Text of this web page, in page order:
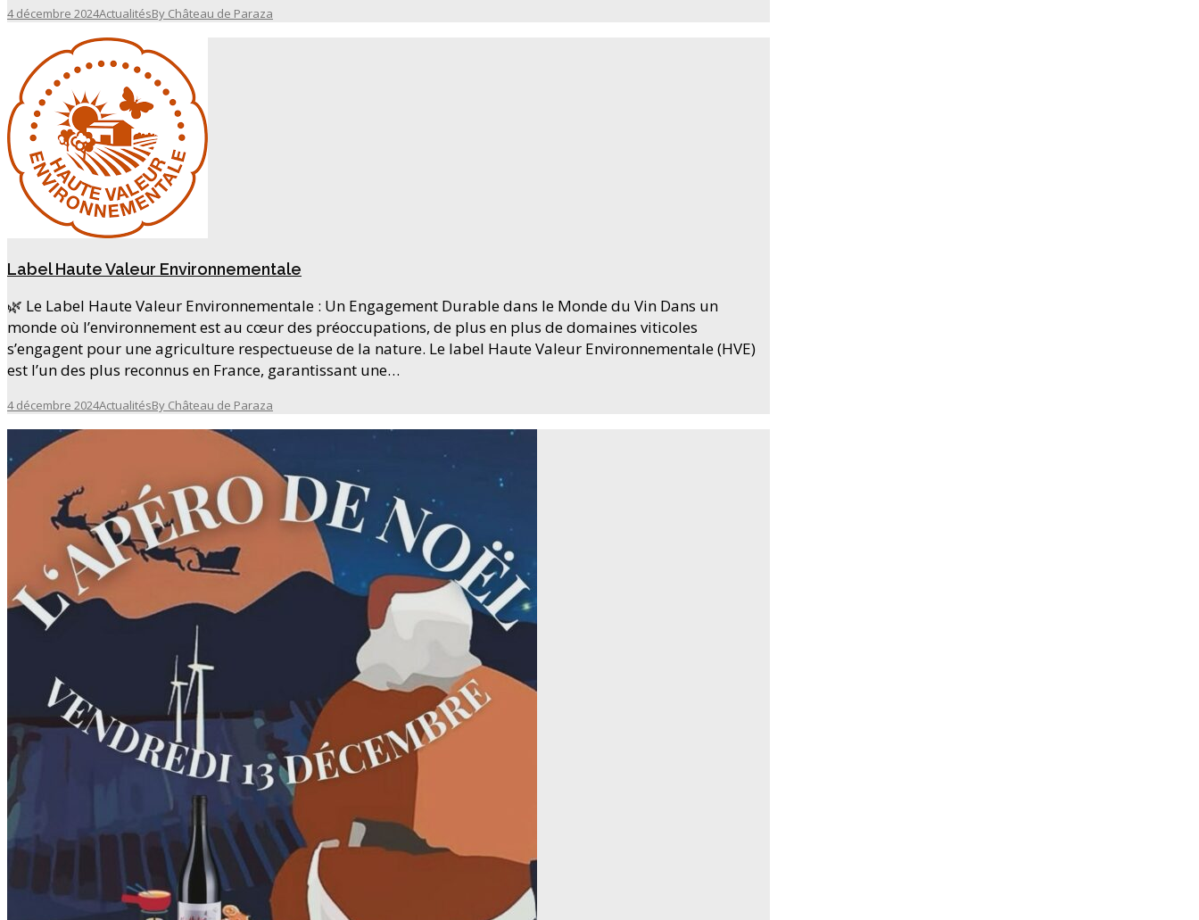
4 décembre 2024ActualitésBy Château de Paraza
Label Haute Valeur Environnementale
🌿 Le Label Haute Valeur Environnementale : Un Engagement Durable dans le Monde du Vin Dans un
monde où l’environnement est au cœur des préoccupations, de plus en plus de domaines viticoles
s’engagent pour une agriculture respectueuse de la nature. Le label Haute Valeur Environnementale (HVE)
est l’un des plus reconnus en France, garantissant une…
4 décembre 2024ActualitésBy Château de Paraza